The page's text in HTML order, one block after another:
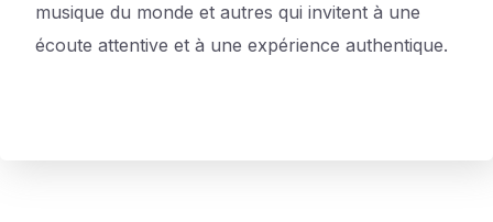
musique du monde et autres qui invitent à une
écoute attentive et à une expérience authentique.